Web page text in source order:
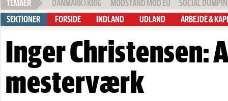
DANMARK I KRIG MODSTAND MOD EU
SOCIAL
FORSIDE
INDLAND UDLAND ARBEJDE &
Inger Christensen: Alfabet - Genudgivelse
Inger Christensen:
mesterværk